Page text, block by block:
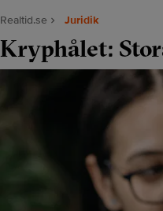
Realtid.se Juridik
Kryphålet: